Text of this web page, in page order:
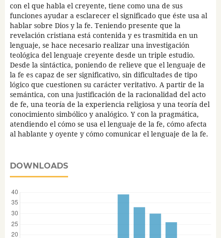
con el que habla el creyente, tiene como una de sus
funciones ayudar a esclarecer el significado que éste usa al
hablar sobre Dios y la fe. Teniendo presente que la
revelación cristiana está contenida y es trasmitida en un
lenguaje, se hace necesario realizar una investigación
teológica del lenguaje creyente desde un triple estudio.
Desde la sintáctica, poniendo de relieve que el lenguaje de
la fe es capaz de ser significativo, sin dificultades de tipo
lógico que cuestionen su carácter veritativo. A partir de la
semántica, con una justificación de la racionalidad del acto
de fe, una teoría de la experiencia religiosa y una teoría del
conocimiento simbólico y analógico. Y con la pragmática,
atendiendo el cómo se usa el lenguaje de la fe, cómo afecta
al hablante y oyente y cómo comunicar el lenguaje de la fe.
DOWNLOADS